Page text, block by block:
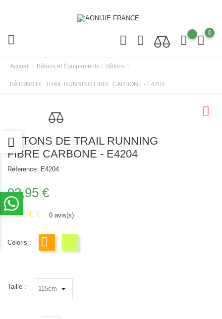
0
Accueil Bâtons et Équipements Bâtons
BÂTONS DE TRAIL RUNNING FIBRE CARBONE - E4204
BÂTONS DE TRAIL RUNNING
FIBRE CARBONE - E4204
Réference: E4204
93,95 €
0 avis(s)
Coloris :
Taille :